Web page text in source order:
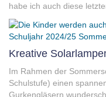
habe ich auch diese
Schuljahr 2024/25
Kreative
Im Rahmen der
Schulstufe) einen
Gurkengläsern